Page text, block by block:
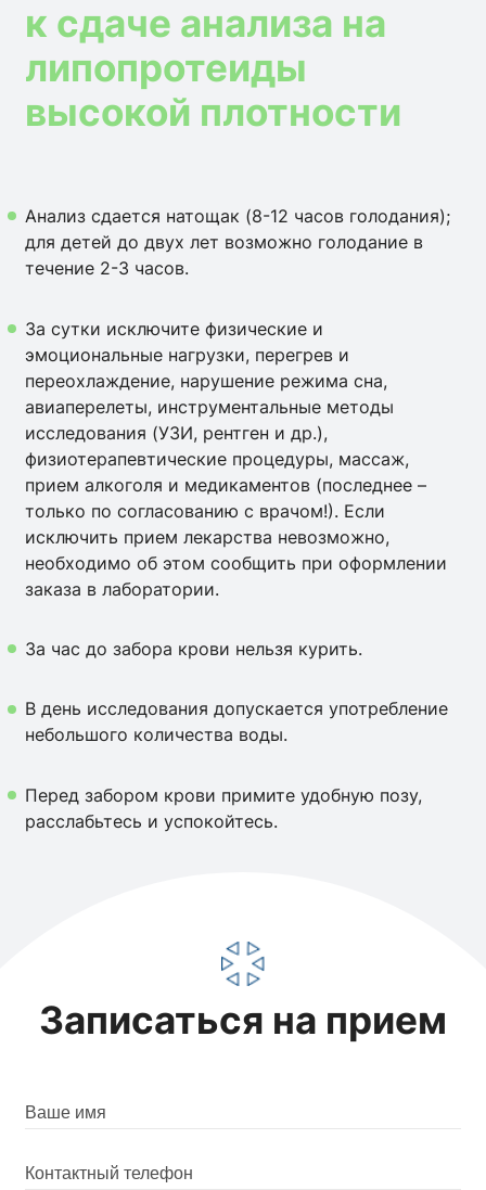
к сдаче анализа на
липопротеиды
высокой плотности
Анализ сдается натощак (8-12 часов голодания);
для детей до двух лет возможно голодание в
течение 2-3 часов.
За сутки исключите физические и
эмоциональные нагрузки, перегрев и
переохлаждение, нарушение режима сна,
авиаперелеты, инструментальные методы
исследования (УЗИ, рентген и др.),
физиотерапевтические процедуры, массаж,
прием алкоголя и медикаментов (последнее –
только по согласованию с врачом!). Если
исключить прием лекарства невозможно,
необходимо об этом сообщить при оформлении
заказа в лаборатории.
За час до забора крови нельзя курить.
В день исследования допускается употребление
небольшого количества воды.
Перед забором крови примите удобную позу,
расслабьтесь и успокойтесь.
Записаться на прием